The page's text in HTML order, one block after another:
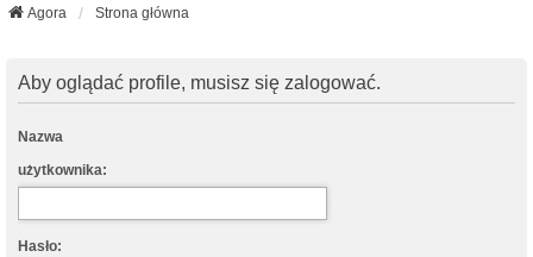
Agora Strona główna
Aby oglądać profile, musisz się zalogować.
Nazwa
użytkownika:
Hasło: